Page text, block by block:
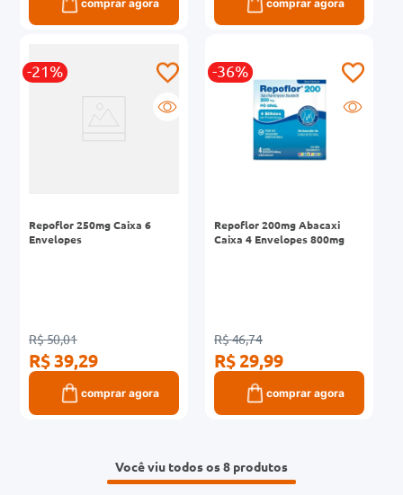
comprar agora comprar agora
-21%
Repoflor 250mg Caixa 6
Envelopes
R$ 50,01
R$ 39,29
comprar agora
-36%
Repoflor 200mg Abacaxi
Caixa 4 Envelopes 800mg
R$ 46,74
R$ 29,99
comprar agora
Você viu todos os 8